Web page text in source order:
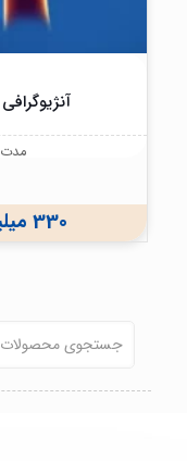
مدت
330 میلیون ریال